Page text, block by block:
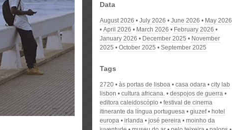
Data
August 2026 July 2026 June 2026
May 2026
April 2026
March 2026
February 2026
January 2026
December 2025
November
2025
October 2025 September 2025
Tags
2720 às portas de lisboa casa odara
city lab
lisbon
cultura africana.
despojos de guerra
editora caleidoscópio
festival de cinema
itinerante da língua portuguesa
giuzef
hotel
europa
irlanda josé pereira
moinho da